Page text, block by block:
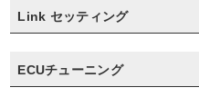
Link セッティング
ECUチューニング